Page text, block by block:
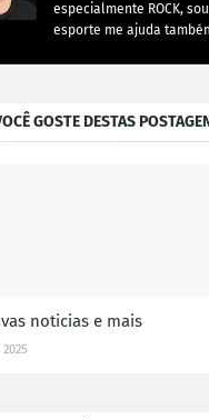
especialmente ROCK,
esporte me ajuda
GOSTE DESTAS
noticias e mais
2025